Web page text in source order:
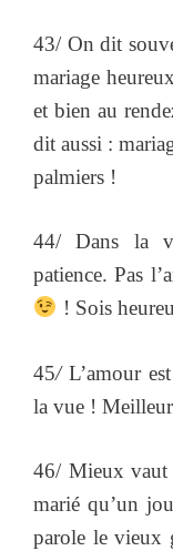
43/ On dit
mariage
et bien au
dit aussi :
palmiers !
44/ Dans la
patience. Pas
! Sois
45/L’amour
la vue !
46/ Mieux vaut
marié qu’un
parole le vieux